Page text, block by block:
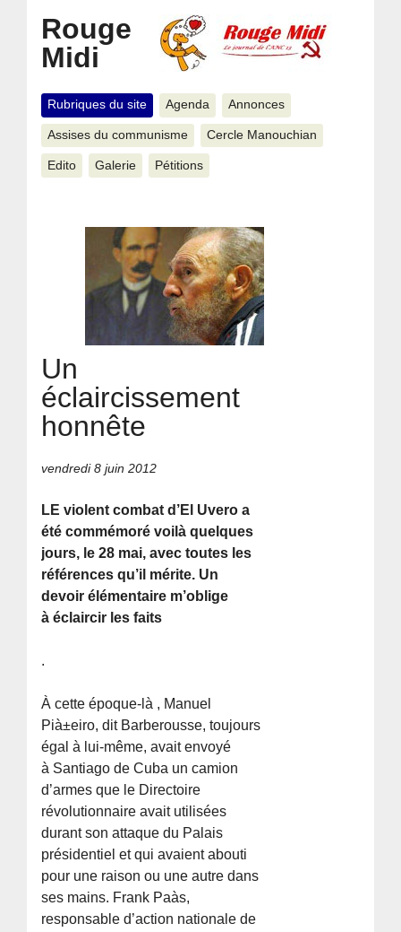
Rouge
Midi
Rubriques du site Agenda Annonces
Assises du communisme Cercle Manouchian
Edito Galerie Pétitions
Un
éclaircissement
honnête
vendredi 8 juin 2012
LE violent combat d’El Uvero a
été commémoré voilà quelques
jours, le 28 mai, avec toutes les
références qu’il mérite. Un
devoir élémentaire m’oblige
à éclaircir les faits
.
À cette époque-là , Manuel
Pià±eiro, dit Barberousse, toujours
égal à lui-même, avait envoyé
à Santiago de Cuba un camion
d’armes que le Directoire
révolutionnaire avait utilisées
durant son attaque du Palais
présidentiel et qui avaient abouti
pour une raison ou une autre dans
ses mains. Frank Paà­s,
responsable d’action nationale de